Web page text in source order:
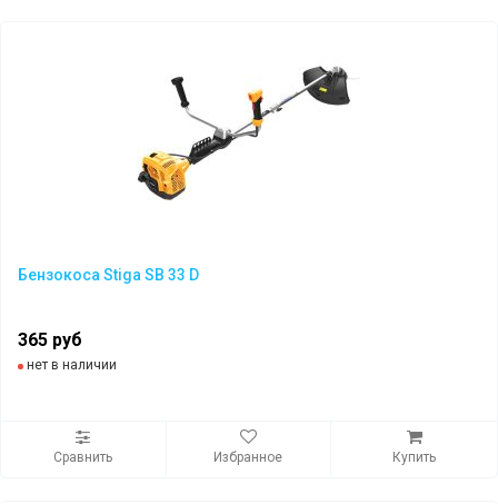
Бензокоса Stiga SB 33 D
365 руб
нет в наличии
Сравнить Избранное Купить